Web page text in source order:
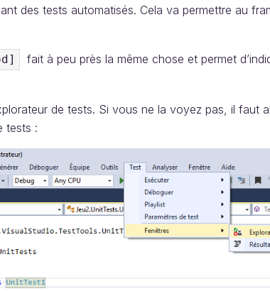
des tests automatisés. Cela va permettre au
fait à peu près la même chose et permet
de tests. Si vous ne la voyez pas, il faut
tests :